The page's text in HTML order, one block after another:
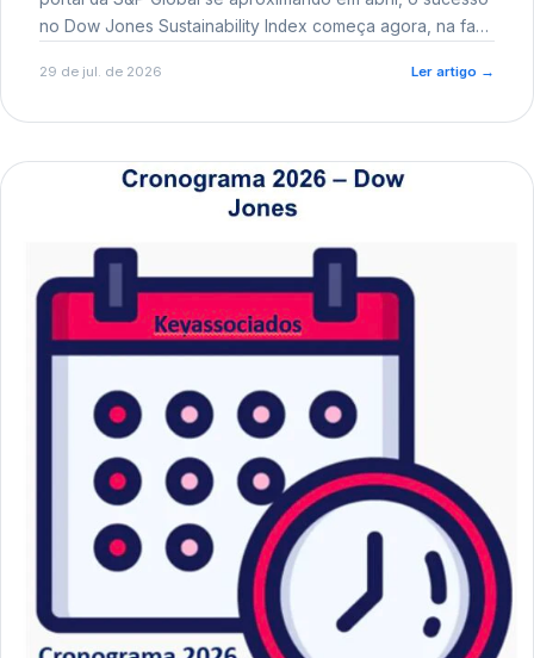
no Dow Jones Sustainability Index começa agora, na fase
29 de jul. de 2026 Ler artigo →